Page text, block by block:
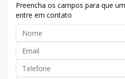
Preencha os campos para que
entre em contato